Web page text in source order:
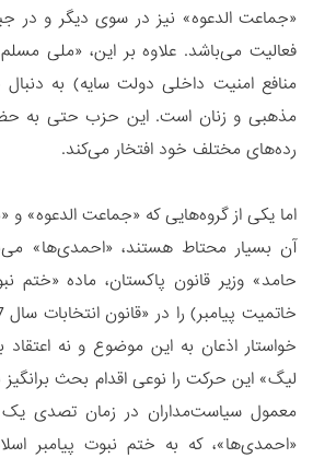
«جماعت الدعوه» نیز در سوی دیگر و در
فعالیت می‌باشد. علاوه بر این، «ملی
منافع امنیت داخلی دولت سایه) به
مذهبی و زنان است. این حزب حتی به
رده‌های مختلف خود افتخار می‌کند.
اما یکی از گروه‌هایی که «جماعت الدعوه»
آن بسیار محتاط هستند، «احمدی‌ها»
حامد» وزیر قانون پاکستان، ماده «ختم
خواستار اذعان به این موضوع و نه
لیگ» این حرکت را نوعی اقدام بحث
معمول سیاست‌مداران در زمان تصدی
«احمدی‌ها»، که به ختم نبوت پیامبر